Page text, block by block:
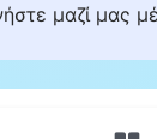
μαζί μας